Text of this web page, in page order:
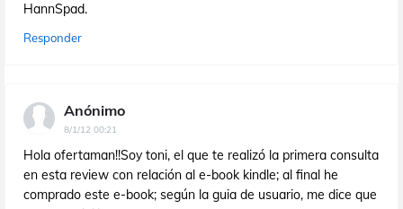
HannSpad.
Responder
Anónimo
8/1/12 00:21
Hola ofertaman!!Soy toni, el que te realizó la primera consulta
en esta review con relación al e-book kindle; al final he
comprado este e-book; según la guia de usuario, me dice que